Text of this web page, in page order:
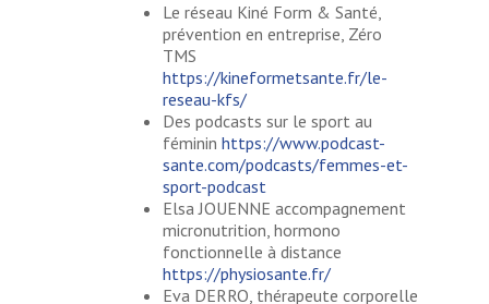
Le réseau Kiné Form & Santé,
prévention en entreprise, Zéro
TMS
https://kineformetsante.fr/le-
reseau-kfs/
Des podcasts sur le sport au
féminin https://www.podcast-
sante.com/podcasts/femmes-et-
sport-podcast
Elsa JOUENNE accompagnement
micronutrition, hormono
fonctionnelle à distance
https://physiosante.fr/
Eva DERRO, thérapeute corporelle